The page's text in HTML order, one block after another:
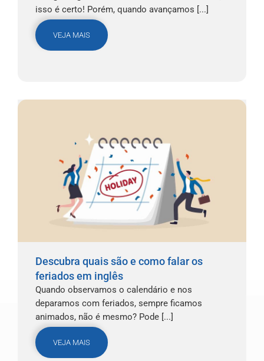
isso é certo! Porém, quando avançamos [...]
VEJA MAIS
Descubra quais são e como falar os
feriados em inglês
Quando observamos o calendário e nos
deparamos com feriados, sempre ficamos
animados, não é mesmo? Pode [...]
VEJA MAIS